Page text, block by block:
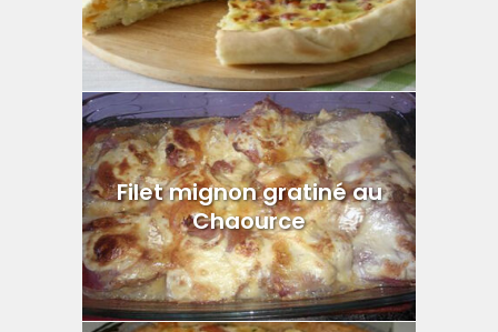
Filet mignon gratiné au
Chaource